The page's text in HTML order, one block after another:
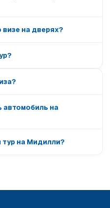
визе на дверях?
автомобиль на
тур на Мидилли?